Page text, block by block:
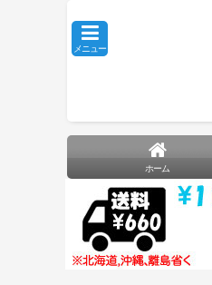
メニュー
ホーム